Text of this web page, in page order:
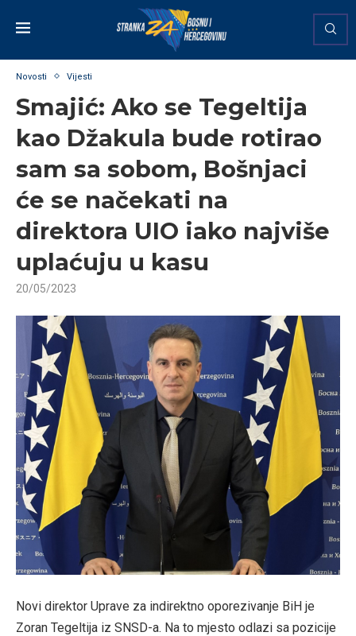
Novosti Vijesti
Smajić: Ako se Tegeltija
kao Džakula bude rotirao
sam sa sobom, Bošnjaci
će se načekati na
direktora UIO iako najviše
uplaćuju u kasu
20/05/2023
Novi direktor Uprave za indirektno oporezivanje BiH je
Zoran Tegeltija iz SNSD-a. Na to mjesto odlazi sa pozicije